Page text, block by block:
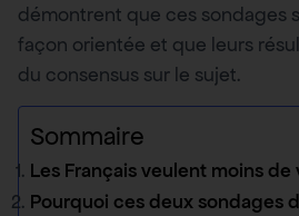
démontrent que ces sondages
façon orientée et que leurs
du consensus sur le sujet.
Sommaire
Les Français veulent moins
Pourquoi ces deux sondages